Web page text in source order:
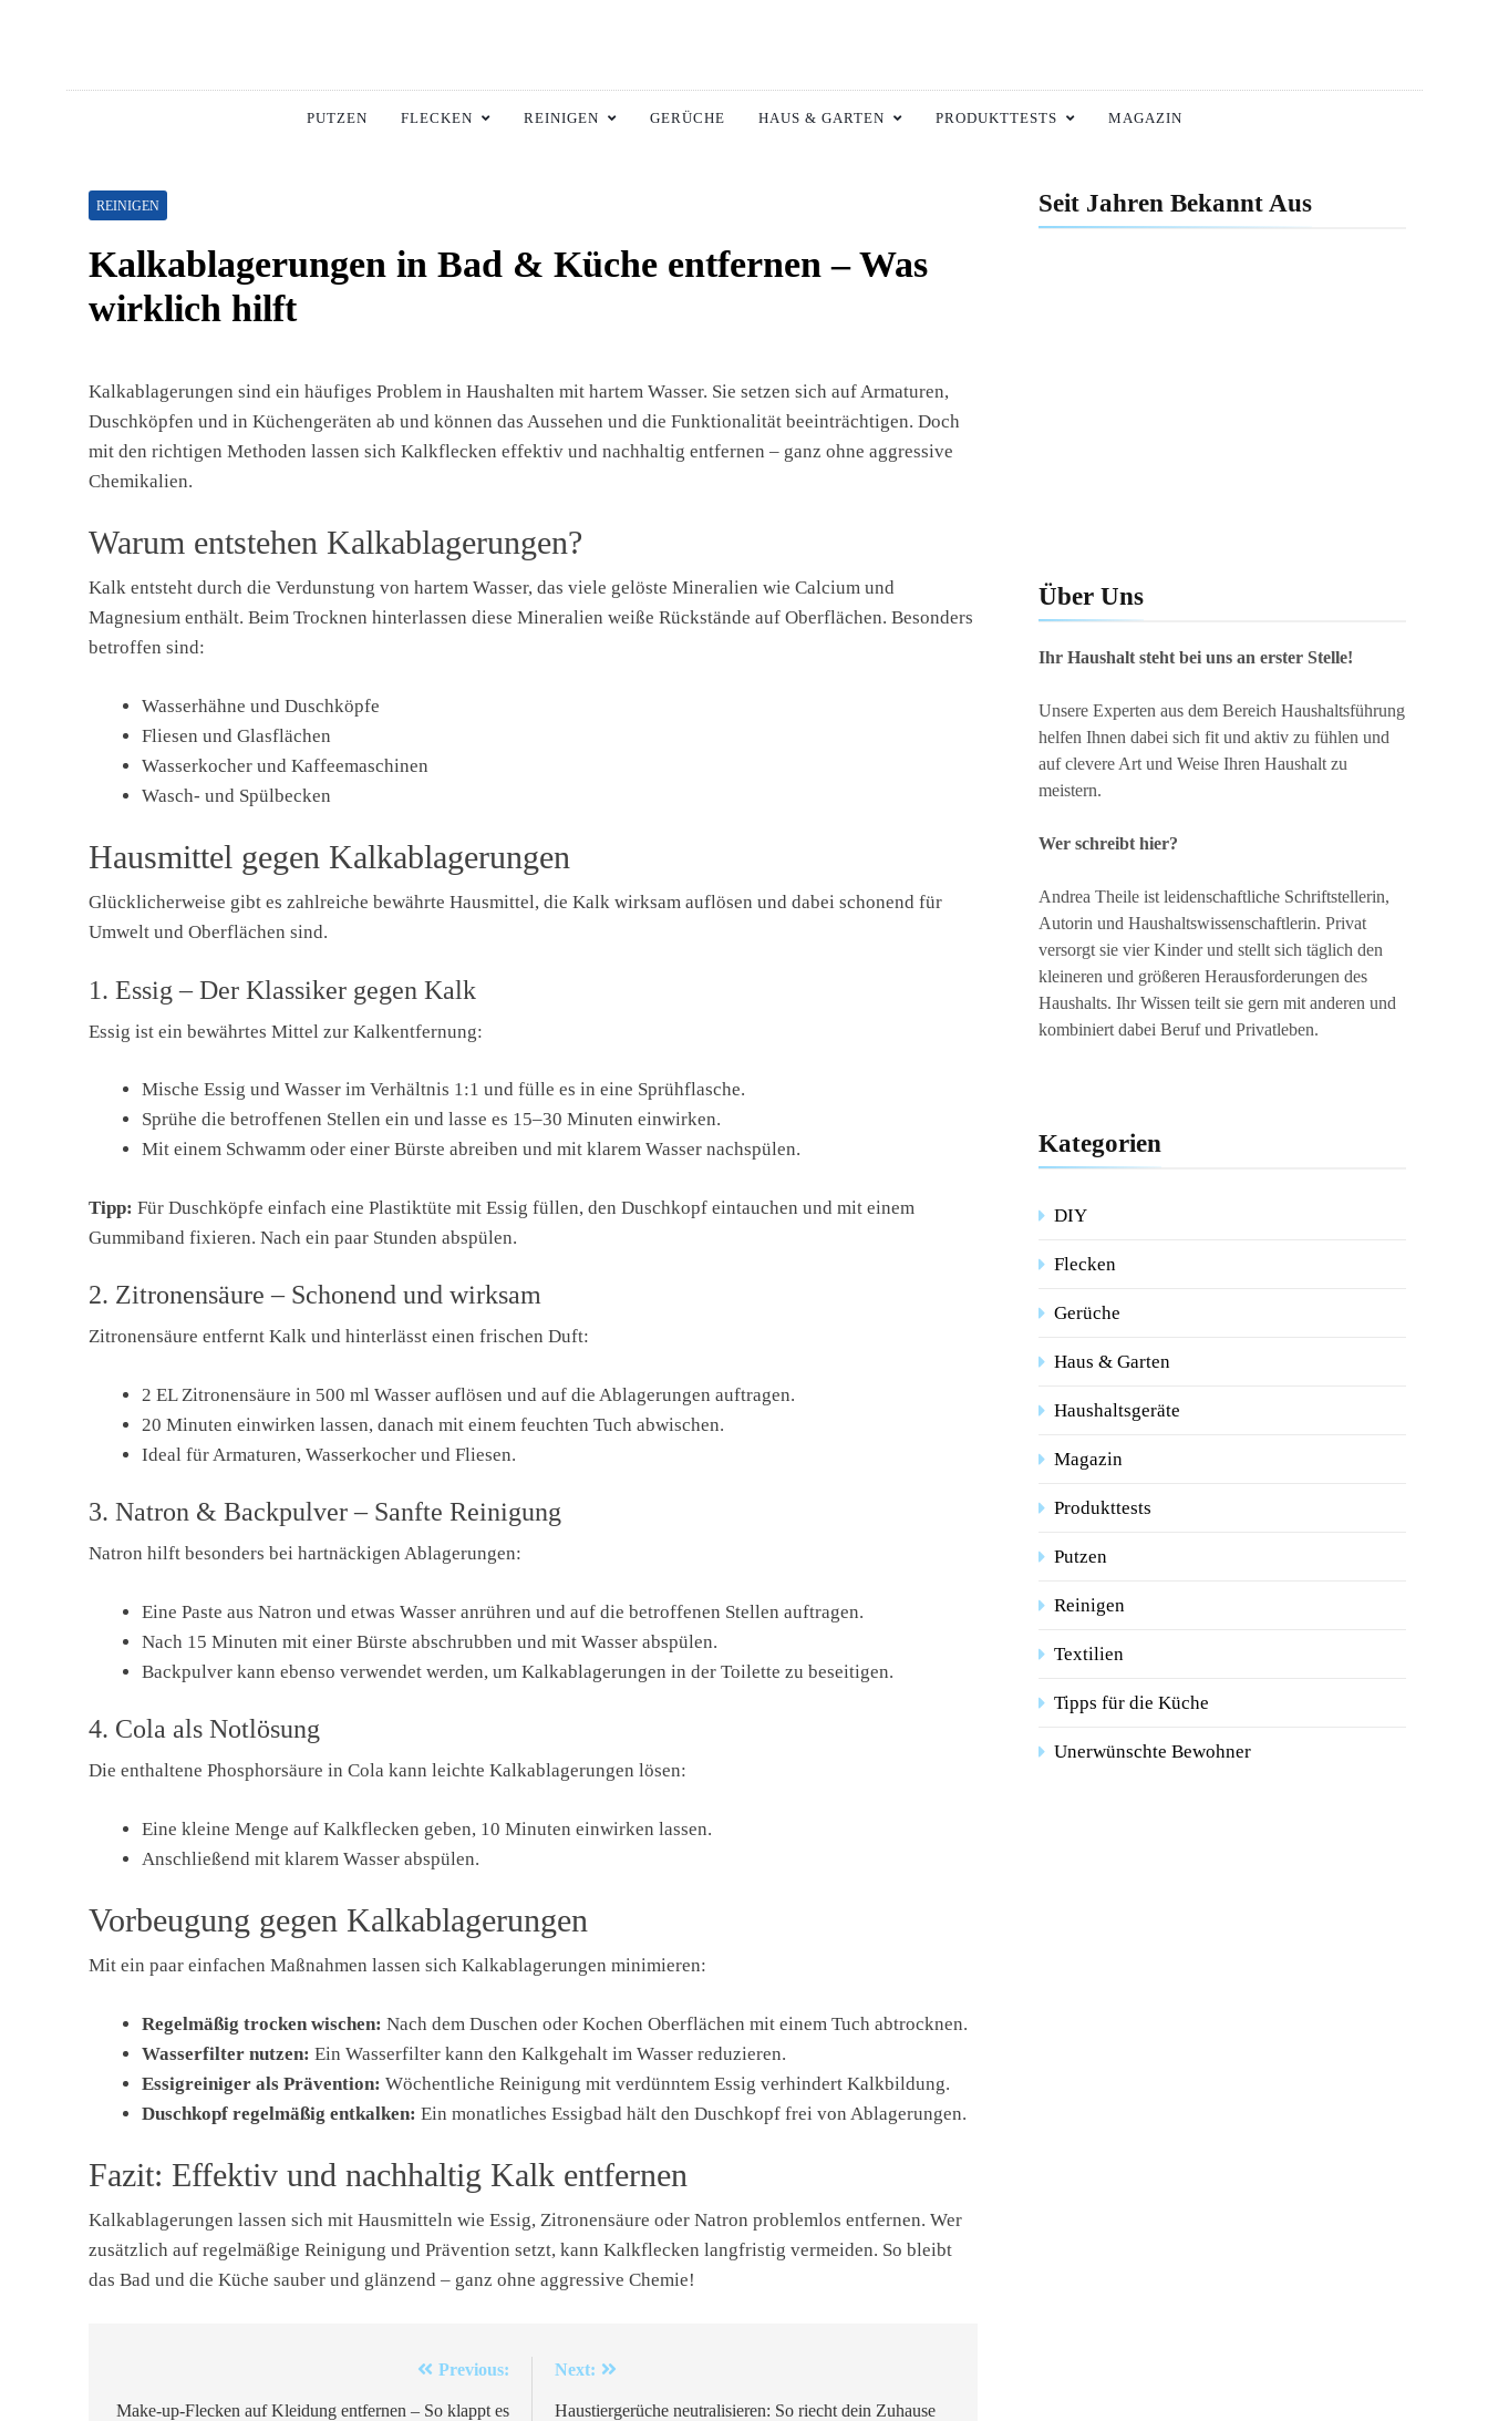
Haushaltswiki.de
Die Besten Tipps Für Zuhause.
PUTZEN FLECKEN REINIGEN GERÜCHE HAUS & GARTEN PRODUKTTESTS MAGAZIN
REINIGEN
Kalkablagerungen in Bad & Küche entfernen – Was
wirklich hilft
Kalkablagerungen sind ein häufiges Problem in Haushalten mit hartem Wasser. Sie setzen sich auf Armaturen,
Duschköpfen und in Küchengeräten ab und können das Aussehen und die Funktionalität beeinträchtigen. Doch
mit den richtigen Methoden lassen sich Kalkflecken effektiv und nachhaltig entfernen – ganz ohne aggressive
Chemikalien.
Warum entstehen Kalkablagerungen?
Kalk entsteht durch die Verdunstung von hartem Wasser, das viele gelöste Mineralien wie Calcium und
Magnesium enthält. Beim Trocknen hinterlassen diese Mineralien weiße Rückstände auf Oberflächen. Besonders
betroffen sind:
Wasserhähne und Duschköpfe
Fliesen und Glasflächen
Wasserkocher und Kaffeemaschinen
Wasch- und Spülbecken
Hausmittel gegen Kalkablagerungen
Glücklicherweise gibt es zahlreiche bewährte Hausmittel, die Kalk wirksam auflösen und dabei schonend für
Umwelt und Oberflächen sind.
1. Essig – Der Klassiker gegen Kalk
Essig ist ein bewährtes Mittel zur Kalkentfernung:
Mische Essig und Wasser im Verhältnis 1:1 und fülle es in eine Sprühflasche.
Sprühe die betroffenen Stellen ein und lasse es 15–30 Minuten einwirken.
Mit einem Schwamm oder einer Bürste abreiben und mit klarem Wasser nachspülen.
Tipp: Für Duschköpfe einfach eine Plastiktüte mit Essig füllen, den Duschkopf eintauchen und mit einem
Gummiband fixieren. Nach ein paar Stunden abspülen.
2. Zitronensäure – Schonend und wirksam
Zitronensäure entfernt Kalk und hinterlässt einen frischen Duft:
2 EL Zitronensäure in 500 ml Wasser auflösen und auf die Ablagerungen auftragen.
20 Minuten einwirken lassen, danach mit einem feuchten Tuch abwischen.
Ideal für Armaturen, Wasserkocher und Fliesen.
3. Natron & Backpulver – Sanfte Reinigung
Natron hilft besonders bei hartnäckigen Ablagerungen:
Eine Paste aus Natron und etwas Wasser anrühren und auf die betroffenen Stellen auftragen.
Nach 15 Minuten mit einer Bürste abschrubben und mit Wasser abspülen.
Backpulver kann ebenso verwendet werden, um Kalkablagerungen in der Toilette zu beseitigen.
4. Cola als Notlösung
Die enthaltene Phosphorsäure in Cola kann leichte Kalkablagerungen lösen:
Eine kleine Menge auf Kalkflecken geben, 10 Minuten einwirken lassen.
Anschließend mit klarem Wasser abspülen.
Vorbeugung gegen Kalkablagerungen
Mit ein paar einfachen Maßnahmen lassen sich Kalkablagerungen minimieren:
Regelmäßig trocken wischen: Nach dem Duschen oder Kochen Oberflächen mit einem Tuch abtrocknen.
Wasserfilter nutzen: Ein Wasserfilter kann den Kalkgehalt im Wasser reduzieren.
Essigreiniger als Prävention: Wöchentliche Reinigung mit verdünntem Essig verhindert Kalkbildung.
Duschkopf regelmäßig entkalken: Ein monatliches Essigbad hält den Duschkopf frei von Ablagerungen.
Fazit: Effektiv und nachhaltig Kalk entfernen
Kalkablagerungen lassen sich mit Hausmitteln wie Essig, Zitronensäure oder Natron problemlos entfernen. Wer
zusätzlich auf regelmäßige Reinigung und Prävention setzt, kann Kalkflecken langfristig vermeiden. So bleibt
das Bad und die Küche sauber und glänzend – ganz ohne aggressive Chemie!
Previous:
Make-up-Flecken auf Kleidung entfernen – So klappt es
Next:
Haustiergerüche neutralisieren: So riecht dein Zuhause
Seit Jahren Bekannt Aus
Über Uns
Ihr Haushalt steht bei uns an erster Stelle!
Unsere Experten aus dem Bereich Haushaltsführung
helfen Ihnen dabei sich fit und aktiv zu fühlen und
auf clevere Art und Weise Ihren Haushalt zu
meistern.
Wer schreibt hier?
Andrea Theile ist leidenschaftliche Schriftstellerin,
Autorin und Haushaltswissenschaftlerin. Privat
versorgt sie vier Kinder und stellt sich täglich den
kleineren und größeren Herausforderungen des
Haushalts. Ihr Wissen teilt sie gern mit anderen und
kombiniert dabei Beruf und Privatleben.
Kategorien
DIY
Flecken
Gerüche
Haus & Garten
Haushaltsgeräte
Magazin
Produkttests
Putzen
Reinigen
Textilien
Tipps für die Küche
Unerwünschte Bewohner